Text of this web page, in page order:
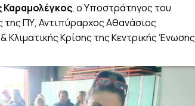
, ο Υποστράτηγος του
της ΠΥ, Αντιπύραρχος Αθανάσιος
Κρίσης της Κεντρικής Ένωσης